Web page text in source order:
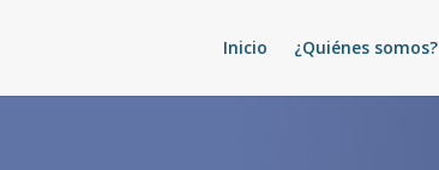
Inicio ¿Quiénes somos?